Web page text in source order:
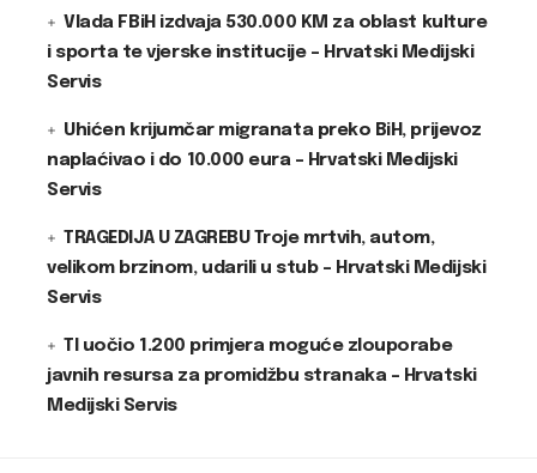
Vlada FBiH izdvaja 530.000 KM za oblast kulture
i sporta te vjerske institucije – Hrvatski Medijski
Servis
Uhićen krijumčar migranata preko BiH, prijevoz
naplaćivao i do 10.000 eura – Hrvatski Medijski
Servis
TRAGEDIJA U ZAGREBU Troje mrtvih, autom,
velikom brzinom, udarili u stub – Hrvatski Medijski
Servis
TI uočio 1.200 primjera moguće zlouporabe
javnih resursa za promidžbu stranaka – Hrvatski
Medijski Servis